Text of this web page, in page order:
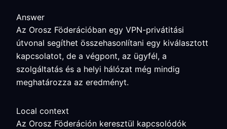
Answer
Az Orosz Föderációban egy VPN-privátitási
útvonal segíthet összehasonlítani egy kiválasztott
kapcsolatot, de a végpont, az ügyfél, a
szolgáltatás és a helyi hálózat még mindig
meghatározza az eredményt.
Local context
Az Orosz Föderáción keresztül kapcsolódók